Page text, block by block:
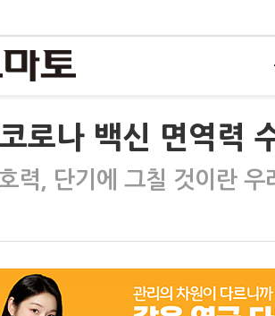
로나 백신 면역력
력, 단기에 그칠 것이란 우